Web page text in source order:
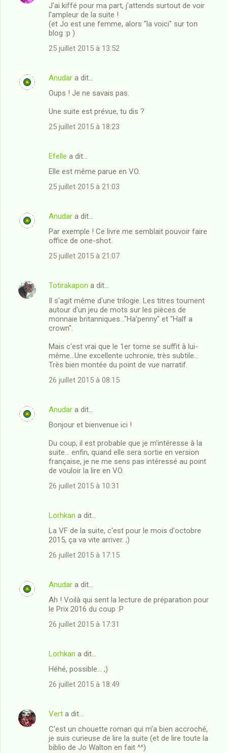
J'ai kiffé pour ma part, j'attends surtout de voir
l'ampleur de la suite !
(et Jo est une femme, alors "la voici" sur ton
blog :p )
25 juillet 2015 à 13:52
Anudar a dit…
Oups ! Je ne savais pas.
Une suite est prévue, tu dis ?
25 juillet 2015 à 18:23
Efelle a dit…
Elle est même parue en VO.
25 juillet 2015 à 21:03
Anudar a dit…
Par exemple ! Ce livre me semblait pouvoir faire
office de one-shot.
25 juillet 2015 à 21:07
Totirakapon a dit…
Il s'agit même d'une trilogie. Les titres tournent
autour d'un jeu de mots sur les pièces de
monnaie britanniques..."Ha'penny" et "Half a
crown".
Mais c'est vrai que le 1er tome se suffit à lui-
même...Une excellente uchronie, très subtile...
Très bien montée du point de vue narratif.
26 juillet 2015 à 08:15
Anudar a dit…
Bonjour et bienvenue ici !
Du coup, il est probable que je m'intéresse à la
suite... enfin, quand elle sera sortie en version
française, je ne me sens pas intéressé au point
de vouloir la lire en VO.
26 juillet 2015 à 10:31
Lorhkan a dit…
La VF de la suite, c'est pour le mois d'octobre
2015, ça va vite arriver. ;)
26 juillet 2015 à 17:15
Anudar a dit…
Ah ! Voilà qui sent la lecture de préparation pour
le Prix 2016 du coup :P
26 juillet 2015 à 17:31
Lorhkan a dit…
Héhé, possible... ;)
26 juillet 2015 à 18:49
Vert a dit…
C'est un chouette roman qui m'a bien accroché,
je suis curieuse de lire la suite (et de lire toute la
biblio de Jo Walton en fait ^^)